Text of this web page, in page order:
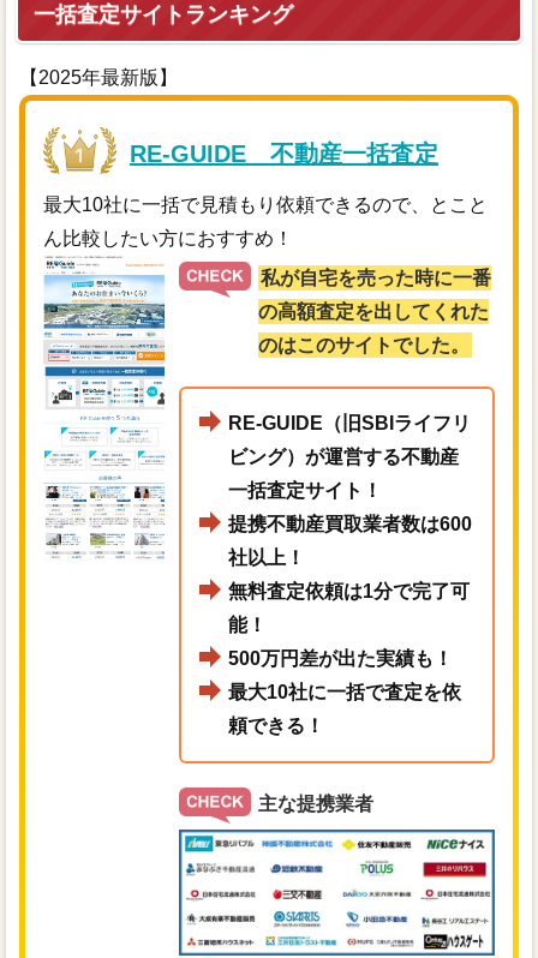
一括査定サイトランキング
【2025年最新版】
RE-GUIDE 不動産一括査定
最大10社に一括で見積もり依頼できるので、とこと
ん比較したい方におすすめ！
私が自宅を売った時に一番
の高額査定を出してくれた
のはこのサイトでした。
RE-GUIDE（旧SBIライフリ
ビング）が運営する不動産
一括査定サイト！
提携不動産買取業者数は600
社以上！
無料査定依頼は1分で完了可
能！
500万円差が出た実績も！
最大10社に一括で査定を依
頼できる！
主な提携業者